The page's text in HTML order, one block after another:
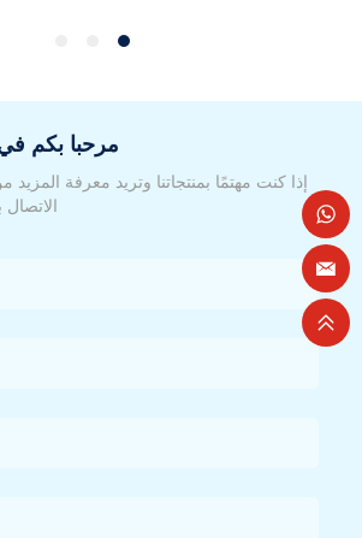
مرحبا بكم
إذا كنت مهتمًا بمنتجاتنا وتريد معرفة